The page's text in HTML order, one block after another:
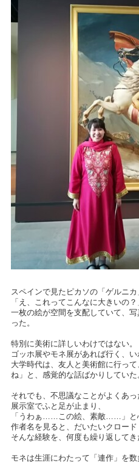
スペインで見たピカソの「ゲルニカ
「え、これってこんなに大きいの
一枚の絵が空間を支配していて、
った。
特別に美術に詳しいわけではない。
ゴッホ展やモネ展があれば行く、い
大学時代は、友人と美術館に行っ
ね」と、感覚的な話ばかりしていた
それでも、不思議なことがよくあっ
展示室でふと足が止まり、
「うわぁ……この絵、素敵……」と
作者名を見ると、だいたいクロード
そんな経験を、何度も繰り返してき
モネは生涯にわたって「連作」を数